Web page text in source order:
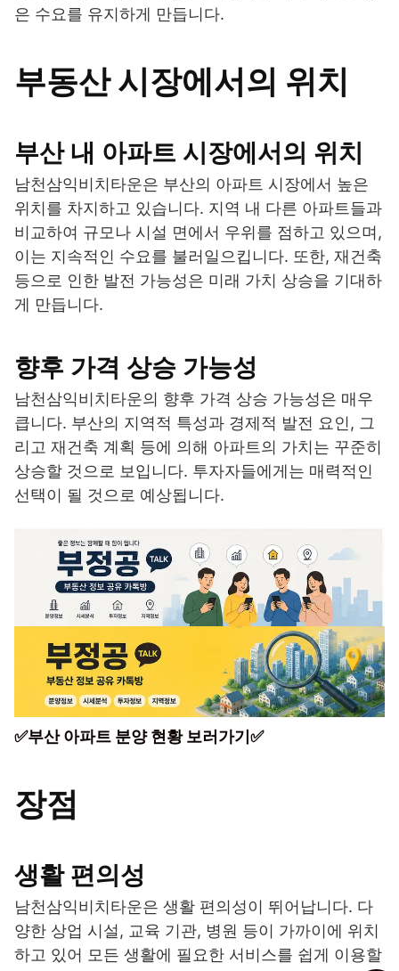
은 수요를 유지하게 만듭니다.
부동산 시장에서의 위치
부산 내 아파트 시장에서의 위치
남천삼익비치타운은 부산의 아파트 시장에서 높은
위치를 차지하고 있습니다. 지역 내 다른 아파트들과
비교하여 규모나 시설 면에서 우위를 점하고 있으며,
이는 지속적인 수요를 불러일으킵니다. 또한, 재건축
등으로 인한 발전 가능성은 미래 가치 상승을 기대하
게 만듭니다.
향후 가격 상승 가능성
남천삼익비치타운의 향후 가격 상승 가능성은 매우
큽니다. 부산의 지역적 특성과 경제적 발전 요인, 그
리고 재건축 계획 등에 의해 아파트의 가치는 꾸준히
상승할 것으로 보입니다. 투자자들에게는 매력적인
선택이 될 것으로 예상됩니다.
✅부산 아파트 분양 현황 보러가기✅
장점
생활 편의성
남천삼익비치타운은 생활 편의성이 뛰어납니다. 다
양한 상업 시설, 교육 기관, 병원 등이 가까이에 위치
하고 있어 모든 생활에 필요한 서비스를 쉽게 이용할